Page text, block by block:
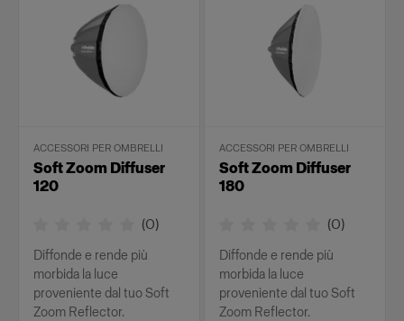
ACCESSORI PER OMBRELLI
Soft Zoom Diffuser
120
(0)
Diffonde e rende più
morbida la luce
proveniente dal tuo Soft
Zoom Reflector.
ACCESSORI PER OMBRELLI
Soft Zoom Diffuser
180
(0)
Diffonde e rende più
morbida la luce
proveniente dal tuo Soft
Zoom Reflector.